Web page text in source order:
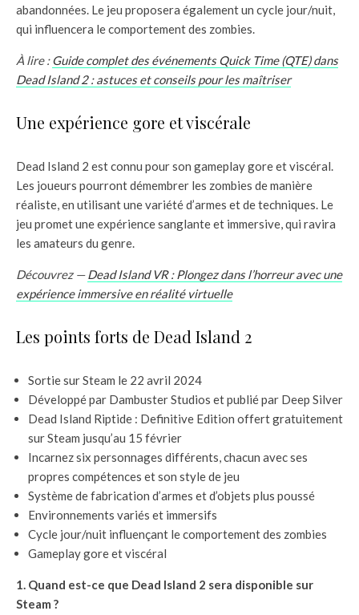
abandonnées. Le jeu proposera également un cycle jour/nuit,
qui influencera le comportement des zombies.
À lire :Guide complet des événements Quick Time (QTE) dans
Dead Island 2 : astuces et conseils pour les maîtriser
Une expérience gore et viscérale
Dead Island 2 est connu pour son gameplay gore et viscéral.
Les joueurs pourront démembrer les zombies de manière
réaliste, en utilisant une variété d’armes et de techniques. Le
jeu promet une expérience sanglante et immersive, qui ravira
les amateurs du genre.
Découvrez —Dead IslandVR : Plongez dans l’horreur avec une
expérience immersive en réalité virtuelle
Les points forts de Dead Island 2
Sortie sur Steam le 22 avril 2024
Développé par Dambuster Studios et publié par Deep Silver
Dead Island Riptide : Definitive Edition offert gratuitement
sur Steam jusqu’au 15 février
Incarnez six personnages différents, chacun avec ses
propres compétences et son style de jeu
Système de fabrication d’armes et d’objets plus poussé
Environnements variés et immersifs
Cycle jour/nuit influençant le comportement des zombies
Gameplay gore et viscéral
1. Quand est-ce que Dead Island 2 sera disponible sur
Steam ?